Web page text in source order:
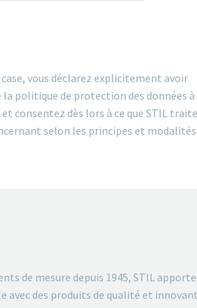
vous déclarez explicitement avoir
la politique de protection des données à
consentez dès lors à ce que STIL traite
selon les principes et modalités
de mesure depuis 1945, STIL apporte
avec des produits de qualité et